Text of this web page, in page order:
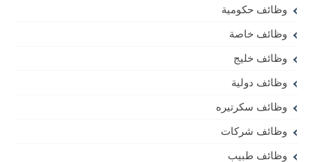
وظائف حكومية
وظائف خاصة
وظائف خليج
وظائف دولية
وظائف سكرتيره
وظائف شركات
وظائف طبيب